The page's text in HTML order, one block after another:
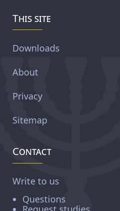
This site
Downloads
About
Privacy
Sitemap
Contact
Write to us
Questions